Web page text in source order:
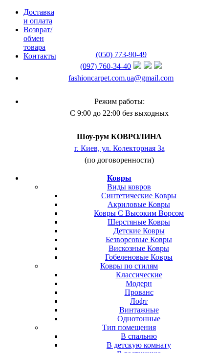
Доставка
и оплата
Возврат/
обмен
товара
Контакты
(050) 773-90-49
(097) 760-34-40
fashioncarpet.com.ua@gmail.com
Режим работы:
С 9:00 до 22:00 без выходных
Шоу-рум КОВРОЛИНА
г. Киев, ул. Колекторная 3а
(по договоренности)
Ковры
Виды ковров
Синтетические Ковры
Акриловые Ковры
Ковры С Высоким Ворсом
Шерстяные Ковры
Детские Ковры
Безворсовые Ковры
Вискозные Ковры
Гобеленовые Ковры
Ковры по стилям
Классические
Модерн
Прованс
Лофт
Винтажные
Однотонные
Тип помещения
В спальню
В детскую комнату